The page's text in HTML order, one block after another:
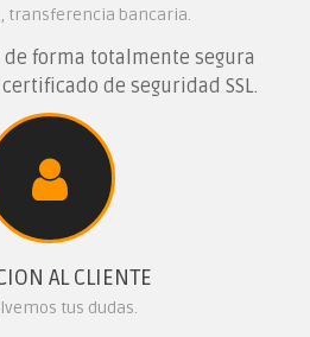
transferencia bancaria.
forma totalmente segura
de seguridad SSL.
AL CLIENTE
tus dudas.